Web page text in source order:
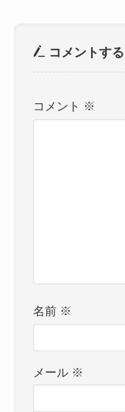
コメントする
コメント ※
名前 ※
メール ※